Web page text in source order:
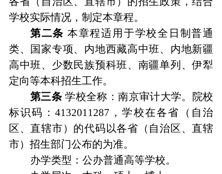
学校实际情况， 制定本章程。
第二条 本章程适用于学校全日制普通
类、国家专项、内地西藏高中班、内地新疆
高中班、少数民族预科班、 南疆单列 、伊犁
定向等本科招生工作。
第三条 学校全称 ：南京审计大学。院校
标识码 ： 4132011287 ，学校在各省 （ 自治
区、直辖市） 的代码以各省 （ 自治区、直辖
市） 招生部门公布的为准。
办学类型 ： 公办普通高等学校。